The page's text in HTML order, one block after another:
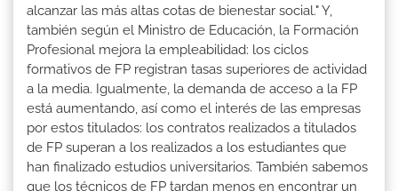
alcanzar las más altas cotas de bienestar social." Y,
también según el Ministro de Educación, la Formación
Profesional mejora la empleabilidad: los ciclos
formativos de FP registran tasas superiores de actividad
a la media. Igualmente, la demanda de acceso a la FP
está aumentando, así como el interés de las empresas
por estos titulados: los contratos realizados a titulados
de FP superan a los realizados a los estudiantes que
han finalizado estudios universitarios. También sabemos
que los técnicos de FP tardan menos en encontrar un